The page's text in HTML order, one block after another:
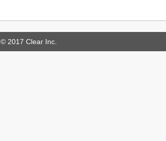
© 2017 Clear Inc.